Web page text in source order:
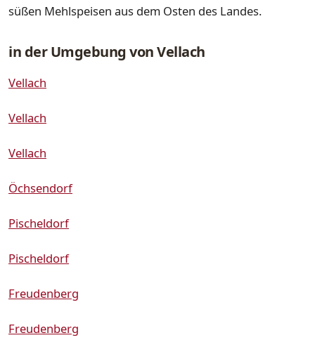
süßen Mehlspeisen aus dem Osten des Landes.
in der Umgebung von Vellach
Vellach
Vellach
Vellach
Öchsendorf
Pischeldorf
Pischeldorf
Freudenberg
Freudenberg